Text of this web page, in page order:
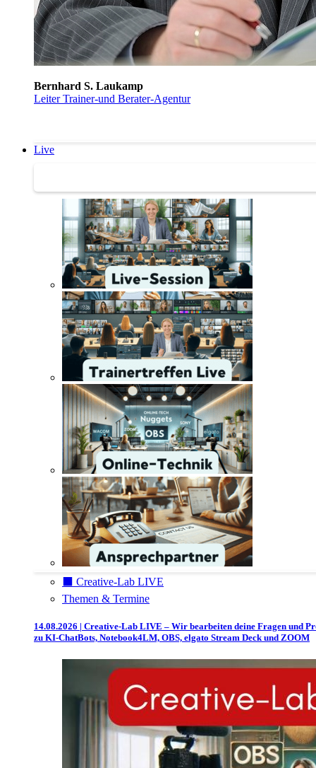
Bernhard S. Laukamp
Leiter Trainer-und Berater-Agentur
Live
⬛️ Creative-Lab LIVE
Themen & Termine
14.08.2026 | Creative-Lab LIVE – Wir bearbeiten deine Fragen und
zu KI-ChatBots, Notebook4LM, OBS, elgato Stream Deck und ZOOM